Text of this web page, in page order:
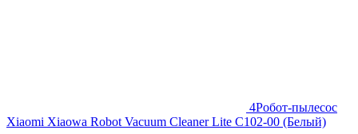
4Робот-пылесос
Xiaomi Xiaowa Robot Vacuum Cleaner Lite C102-00 (Белый)